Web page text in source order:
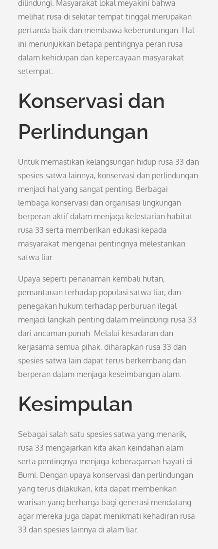
dilindungi. Masyarakat lokal meyakini bahwa
melihat rusa di sekitar tempat tinggal merupakan
pertanda baik dan membawa keberuntungan. Hal
ini menunjukkan betapa pentingnya peran rusa
dalam kehidupan dan kepercayaan masyarakat
setempat.
Konservasi dan
Perlindungan
Untuk memastikan kelangsungan hidup rusa 33 dan
spesies satwa lainnya, konservasi dan perlindungan
menjadi hal yang sangat penting. Berbagai
lembaga konservasi dan organisasi lingkungan
berperan aktif dalam menjaga kelestarian habitat
rusa 33 serta memberikan edukasi kepada
masyarakat mengenai pentingnya melestarikan
satwa liar.
Upaya seperti penanaman kembali hutan,
pemantauan terhadap populasi satwa liar, dan
penegakan hukum terhadap perburuan ilegal
menjadi langkah penting dalam melindungi rusa 33
dari ancaman punah. Melalui kesadaran dan
kerjasama semua pihak, diharapkan rusa 33 dan
spesies satwa lain dapat terus berkembang dan
berperan dalam menjaga keseimbangan alam.
Kesimpulan
Sebagai salah satu spesies satwa yang menarik,
rusa 33 mengajarkan kita akan keindahan alam
serta pentingnya menjaga keberagaman hayati di
Bumi. Dengan upaya konservasi dan perlindungan
yang terus dilakukan, kita dapat memberikan
warisan yang berharga bagi generasi mendatang
agar mereka juga dapat menikmati kehadiran rusa
33 dan spesies lainnya di alam liar.